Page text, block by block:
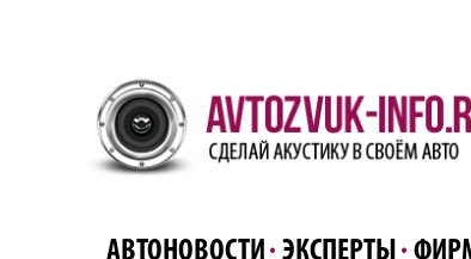
АВТОНОВОСТИ ЭКСПЕРТЫ